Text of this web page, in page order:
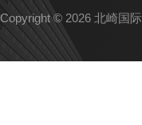
Copyright © 2026 北崎国